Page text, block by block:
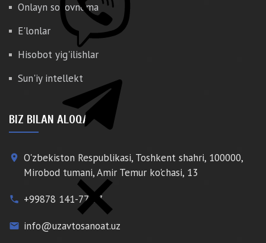
Onlayn so'rovnoma
E'lonlar
Hisobot yig'ilishlar
Sun'iy intellekt
BIZ BILAN ALOQA
place O'zbekiston Respublikasi, Toshkent shahri, 100000,
Mirobod tumani, Amir Temur ko'chasi, 13
phone +99878 141-77-77
email info@uzavtosanoat.uz